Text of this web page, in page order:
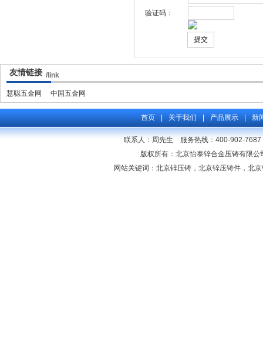
验证码：
友情链接 /link
慧聪五金网 中国五金网
首页 | 关于我们 | 产品展示 | 新
联系人：周先生 服务热线：400-902-
版权所有：北京怡泰锌合金压铸有
网站关键词：北京锌压铸，北京锌压铸件，北